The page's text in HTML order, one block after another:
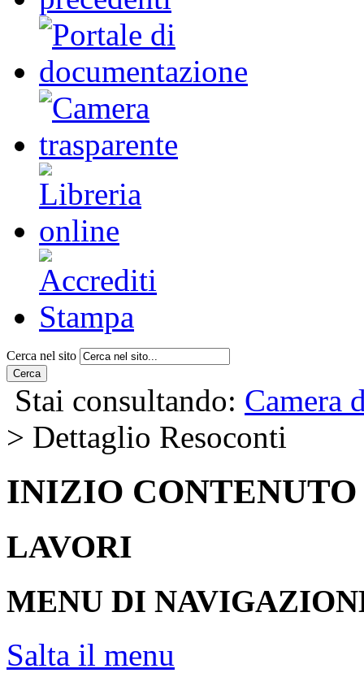
Cerca nel sito
Cerca
Stai consultando: Camera
> Dettaglio Resoconti
INIZIO CONTENUTO
LAVORI
MENU DI
Salta il menu